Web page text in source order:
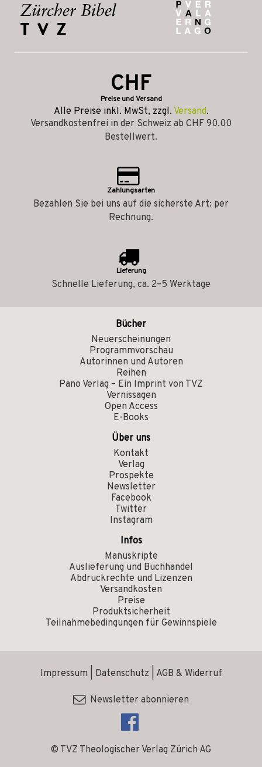
CHF
Preise und Versand
Alle Preise inkl. MwSt, zzgl. Versand.
Versandkostenfrei in der Schweiz ab CHF 90.00
Bestellwert.
Zahlungsarten
Bezahlen Sie bei uns auf die sicherste Art: per
Rechnung.
Lieferung
Schnelle Lieferung, ca. 2–5 Werktage
Bücher
Neuerscheinungen
Programmvorschau
Autorinnen und Autoren
Reihen
Pano Verlag – Ein Imprint von TVZ
Vernissagen
Open Access
E-Books
Über uns
Kontakt
Verlag
Prospekte
Newsletter
Facebook
Twitter
Instagram
Infos
Manuskripte
Auslieferung und Buchhandel
Abdruckrechte und Lizenzen
Versandkosten
Preise
Produktsicherheit
Teilnahmebedingungen für Gewinnspiele
© TVZ Theologischer Verlag Zürich AG
Impressum Datenschutz AGB & Widerruf
Newsletter abonnieren